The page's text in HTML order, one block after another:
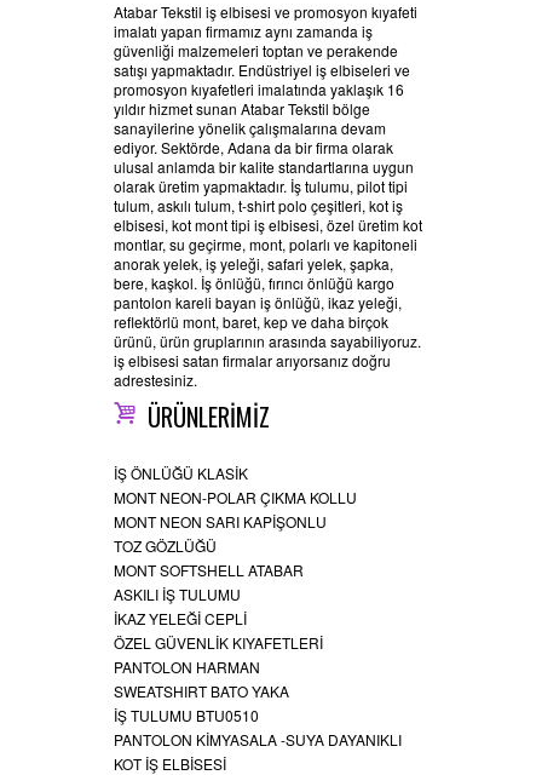
Atabar Tekstil iş elbisesi ve promosyon kıyafeti
imalatı yapan firmamız aynı zamanda iş
güvenliği malzemeleri toptan ve perakende
satışı yapmaktadır. Endüstriyel iş elbiseleri ve
promosyon kıyafetleri imalatında yaklaşık 16
yıldır hizmet sunan Atabar Tekstil bölge
sanayilerine yönelik çalışmalarına devam
ediyor. Sektörde, Adana da bir firma olarak
ulusal anlamda bir kalite standartlarına uygun
olarak üretim yapmaktadır. İş tulumu, pilot tipi
tulum, askılı tulum, t-shirt polo çeşitleri, kot iş
elbisesi, kot mont tipi iş elbisesi, özel üretim kot
montlar, su geçirme, mont, polarlı ve kapitoneli
anorak yelek, iş yeleği, safari yelek, şapka,
bere, kaşkol. İş önlüğü, fırıncı önlüğü kargo
pantolon kareli bayan iş önlüğü, ikaz yeleği,
reflektörlü mont, baret, kep ve daha birçok
ürünü, ürün gruplarının arasında sayabiliyoruz.
iş elbisesi satan firmalar arıyorsanız doğru
adrestesiniz.
ÜRÜNLERİMİZ
İŞ ÖNLÜĞÜ KLASİK
MONT NEON-POLAR ÇIKMA KOLLU
MONT NEON SARI KAPİŞONLU
TOZ GÖZLÜĞÜ
MONT SOFTSHELL ATABAR
ASKILI İŞ TULUMU
İKAZ YELEĞİ CEPLİ
ÖZEL GÜVENLİK KIYAFETLERİ
PANTOLON HARMAN
SWEATSHIRT BATO YAKA
İŞ TULUMU BTU0510
PANTOLON KİMYASALA -SUYA DAYANIKLI
KOT İŞ ELBİSESİ